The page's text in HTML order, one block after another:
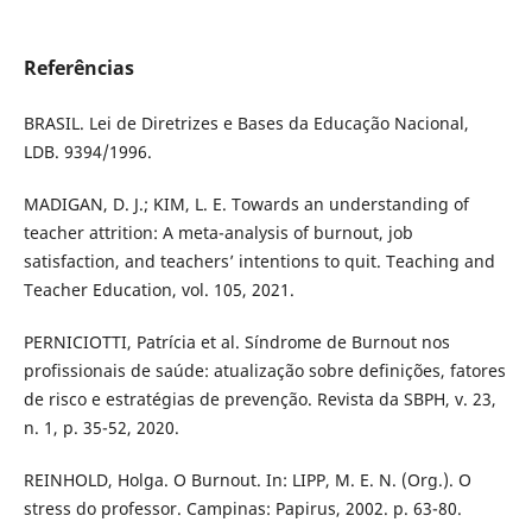
Referências
BRASIL. Lei de Diretrizes e Bases da Educação Nacional,
LDB. 9394/1996.
MADIGAN, D. J.; KIM, L. E. Towards an understanding of
teacher attrition: A meta-analysis of burnout, job
satisfaction, and teachers’ intentions to quit. Teaching and
Teacher Education, vol. 105, 2021.
PERNICIOTTI, Patrícia et al. Síndrome de Burnout nos
profissionais de saúde: atualização sobre definições, fatores
de risco e estratégias de prevenção. Revista da SBPH, v. 23,
n. 1, p. 35-52, 2020.
REINHOLD, Holga. O Burnout. In: LIPP, M. E. N. (Org.). O
stress do professor. Campinas: Papirus, 2002. p. 63-80.